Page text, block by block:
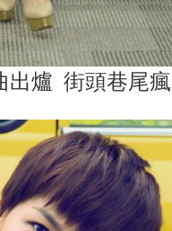
出爐 街頭巷尾